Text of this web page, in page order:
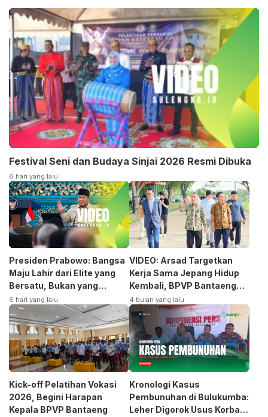
Festival Seni dan Budaya Sinjai 2026 Resmi Dibuka
6 hari yang lalu
Presiden Prabowo: Bangsa
Maju Lahir dari Elite yang
Bersatu, Bukan yang
Terpecah
6 hari yang lalu
VIDEO: Arsad Targetkan
Kerja Sama Jepang Hidup
Kembali, BPVP Bantaeng
Siap Bangkitkan Jurusan
Otomotif
4 bulan yang lalu
Kick-off Pelatihan Vokasi
2026, Begini Harapan
Kepala BPVP Bantaeng
Kronologi Kasus
Pembunuhan di Bulukumba:
Leher Digorok Usus Korban